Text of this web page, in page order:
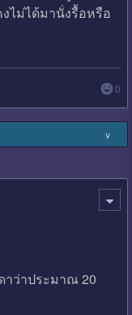
ไม่ได้มานั่งรื้อหรือ
0
∨
าว่าประมาณ 20